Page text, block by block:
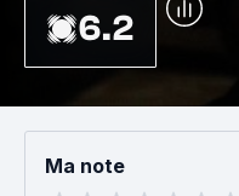
6.2
Ma note